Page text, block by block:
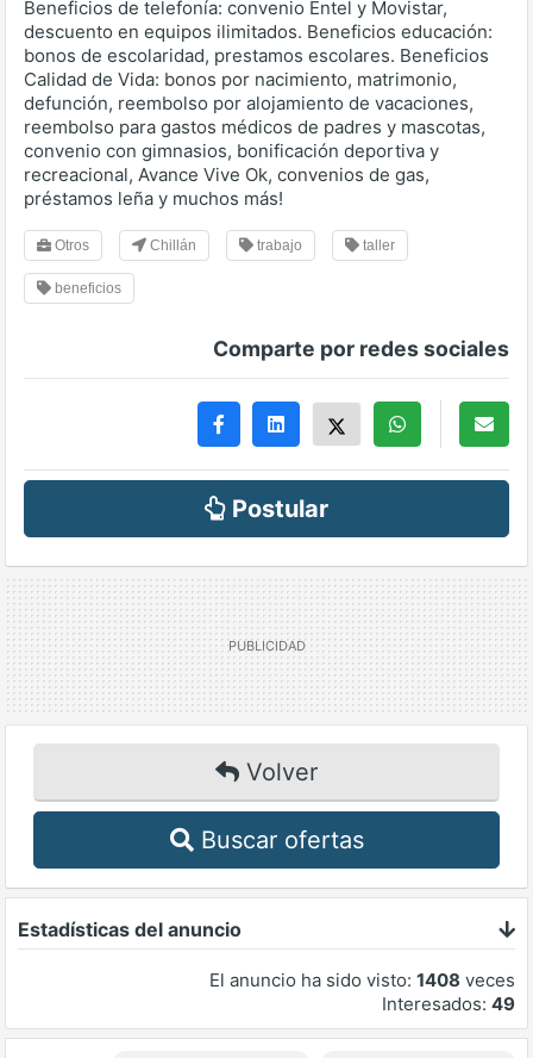
Beneficios de telefonía: convenio Entel y Movistar,
descuento en equipos ilimitados. Beneficios educación:
bonos de escolaridad, prestamos escolares. Beneficios
Calidad de Vida: bonos por nacimiento, matrimonio,
defunción, reembolso por alojamiento de vacaciones,
reembolso para gastos médicos de padres y mascotas,
convenio con gimnasios, bonificación deportiva y
recreacional, Avance Vive Ok, convenios de gas,
préstamos leña y muchos más!
Otros Chillán trabajo taller
beneficios
Comparte por redes sociales
Postular
Volver
Buscar ofertas
Estadísticas del anuncio
El anuncio ha sido visto: 1408 veces
Interesados: 49